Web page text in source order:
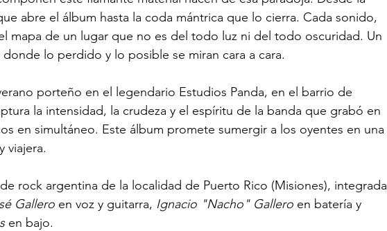
abre el álbum hasta la coda mántrica que lo cierra. Cada sonido,
mapa de un lugar que no es del todo luz ni del todo oscuridad. Un
lo perdido y lo posible se miran cara a cara.
porteño en el legendario Estudios Panda, en el barrio de
la intensidad, la crudeza y el espíritu de la banda que grabó en
en simultáneo. Este álbum promete sumergir a los oyentes en una
viajera.
rock argentina de la localidad de Puerto Rico (Misiones), integrada
Gallero en voz y guitarra, Ignacio "Nacho" Gallero en batería y
en bajo.